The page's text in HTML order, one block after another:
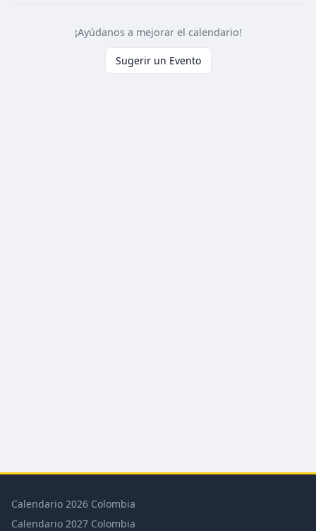
¡Ayúdanos a mejorar el calendario!
Sugerir un Evento
Calendario 2026 Colombia
Calendario 2027 Colombia